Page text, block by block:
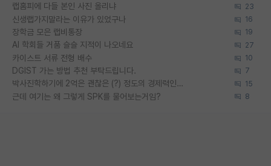
랩홈피에 다들 본인 사진 올리냐 23
신생랩가지말라는 이유가 있었구나 16
장학금 모은 랩비통장 19
AI 학회들 거품 슬슬 지적이 나오네요 27
카이스트 서류 전형 배수 10
DGIST 가는 방법 추천 부탁드립니다. 7
박사진학하기에 2억은 괜찮은 (?) 정도의 경제력인가요 15
근데 여기는 왜 그렇게 SPK를 물어보는거임? 8